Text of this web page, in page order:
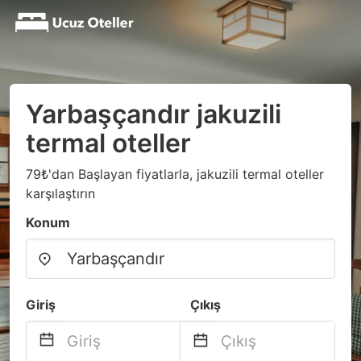
Yarbaşçandır jakuzili
termal oteller
79₺'dan Başlayan fiyatlarla, jakuzili termal oteller
karşılaştırın
Konum
Giriş Çıkış